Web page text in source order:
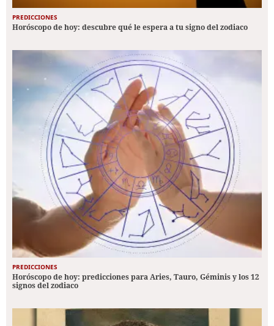
PREDICCIONES
Horóscopo de hoy: descubre qué le espera a tu signo del zodiaco
PREDICCIONES
Horóscopo de hoy: predicciones para Aries, Tauro, Géminis y los 12
signos del zodiaco